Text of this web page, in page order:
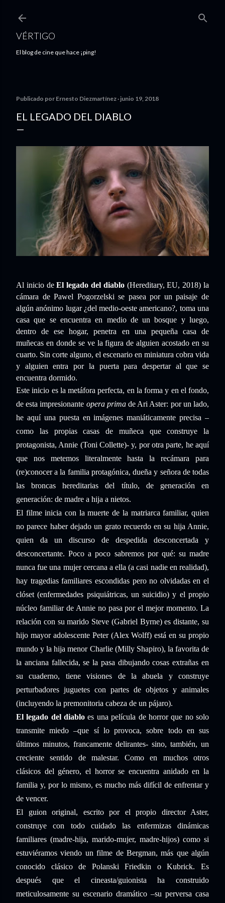
VÉRTIGO
El blog de cine que hace ¡ping!
Publicado por Ernesto Diezmartínez junio 19, 2018
EL LEGADO DEL DIABLO
Al inicio deEl legado del diablo(Hereditary, EU, 2018) la
cámara de Pawel Pogorzelski se pasea por un paisaje de
algún anónimo lugar ¿del medio-oeste americano?, toma una
casa que se encuentra en medio de un bosque y luego,
dentro de ese hogar, penetra en una pequeña casa de
muñecas en donde se ve la figura de alguien acostado en su
cuarto. Sin corte alguno, el escenario en miniatura cobra vida
y alguien entra por la puerta para despertar al que se
encuentra dormido.
Este inicio es la metáfora perfecta, en la forma y en el fondo,
de esta impresionante opera primade Ari Aster: por un lado,
he aquí una puesta en imágenes maniáticamente precisa –
como las propias casas de muñeca que construye la
protagonista, Annie (Toni Collette)- y, por otra parte, he aquí
que nos metemos literalmente hasta la recámara para
(re)conocer a la familia protagónica, dueña y señora de todas
las broncas hereditarias del título, de generación en
generación: de madre a hija a nietos.
El filme inicia con la muerte de la matriarca familiar, quien
no parece haber dejado un grato recuerdo en su hija Annie,
quien da un discurso de despedida desconcertada y
desconcertante. Poco a poco sabremos por qué: su madre
nunca fue una mujer cercana a ella (a casi nadie en realidad),
hay tragedias familiares escondidas pero no olvidadas en el
clóset (enfermedades psiquiátricas, un suicidio) y el propio
núcleo familiar de Annie no pasa por el mejor momento. La
relación con su marido Steve (Gabriel Byrne) es distante, su
hijo mayor adolescente Peter (Alex Wolff) está en su propio
mundo y la hija menor Charlie (Milly Shapiro), la favorita de
la anciana fallecida, se la pasa dibujando cosas extrañas en
su cuaderno, tiene visiones de la abuela y construye
perturbadores juguetes con partes de objetos y animales
(incluyendo la premonitoria cabeza de un pájaro).
El legado del diablo es una película de horror que no solo
transmite miedo –que sí lo provoca, sobre todo en sus
últimos minutos, francamente delirantes- sino, también, un
creciente sentido de malestar. Como en muchos otros
clásicos del género, el horror se encuentra anidado en la
familia y, por lo mismo, es mucho más difícil de enfrentar y
de vencer.
El guion original, escrito por el propio director Aster,
construye con todo cuidado las enfermizas dinámicas
familiares (madre-hija, marido-mujer, madre-hijos) como si
estuviéramos viendo un filme de Bergman, más que algún
conocido clásico de Polanski Friedkin o Kubrick. Es
después que el cineasta/guionista ha construido
meticulosamente su escenario dramático –su perversa casa